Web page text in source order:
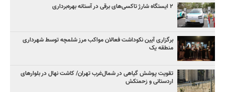
۲ ایستگاه شارژ تاکسی‌های برقی در آستانه بهره‌برداری
برگزاری آیین نکوداشت فعالان مواکب مرز شلمچه توسط شهرداری
منطقه یک
تقویت پوشش گیاهی در شمال‌غرب تهران/ کاشت نهال در بلوارهای
اردستانی و زحمتکش